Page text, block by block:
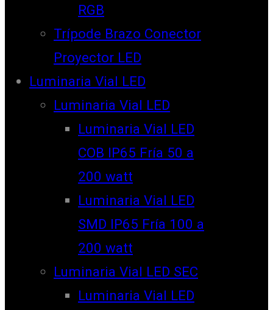
RGB
Trípode Brazo Conector
Proyector LED
Luminaria Vial LED
Luminaria Vial LED
Luminaria Vial LED
COB IP65 Fría 50 a
200 watt
Luminaria Vial LED
SMD IP65 Fría 100 a
200 watt
Luminaria Vial LED SEC
Luminaria Vial LED